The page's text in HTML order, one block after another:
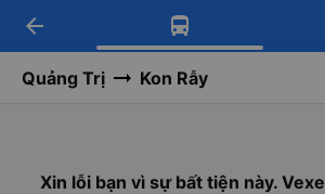
Tải app Vexere ngay!
Nhận ưu đãi thành viên độc
Tải app Vexere
-30k/ghế khi đặt vé máy bay
arrow_back
Quảng Trị Kon Rẫy
Xin lỗi bạn vì sự bất tiện này.